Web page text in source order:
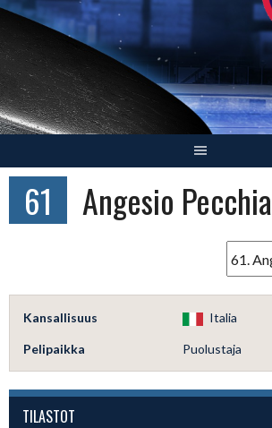
Skip
content
61 Angesio Pecchia
Kansallisuus Italia
Pelipaikka Puolustaja
TILASTOT